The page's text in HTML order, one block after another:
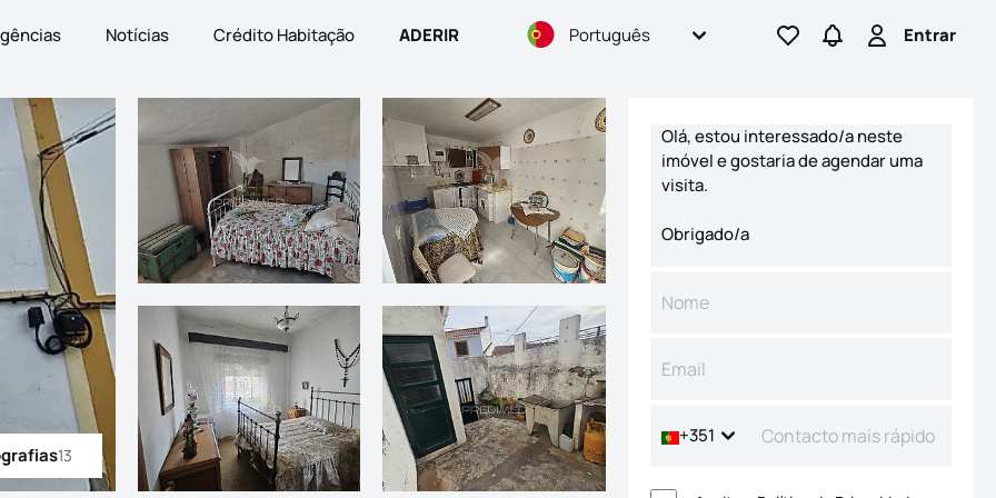
Notícias Crédito Habitação ADERIR Português Ir para os favoritos
Ir para pesquisas
Entrar
Entrar
as fotografias
13
+351